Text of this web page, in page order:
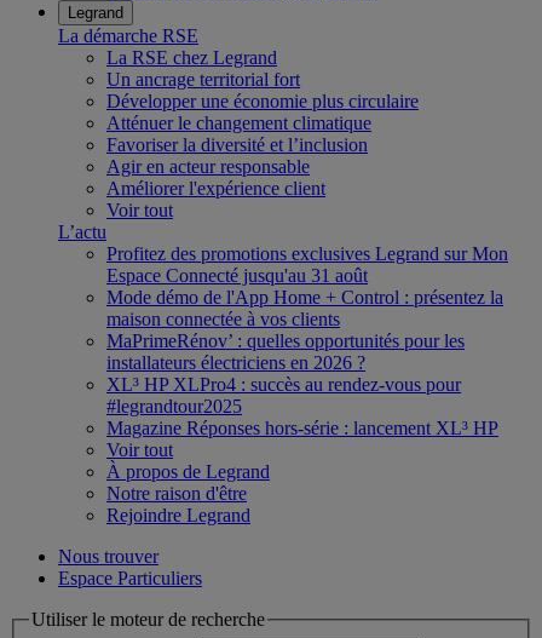
Legrand
La démarche RSE
La RSE chez Legrand
Un ancrage territorial fort
Développer une économie plus circulaire
Atténuer le changement climatique
Favoriser la diversité et l’inclusion
Agir en acteur responsable
Améliorer l'expérience client
Voir tout
L’actu
Profitez des promotions exclusives Legrand sur Mon
Espace Connecté jusqu'au 31 août
Mode démo de l'App Home + Control : présentez la
maison connectée à vos clients
MaPrimeRénov’ : quelles opportunités pour les
installateurs électriciens en 2026 ?
XL³ HP XLPro4 : succès au rendez-vous pour
#legrandtour2025
Magazine Réponses hors-série : lancement XL³ HP
Voir tout
À propos de Legrand
Notre raison d'être
Rejoindre Legrand
Nous trouver
Espace Particuliers
Utiliser le moteur de recherche